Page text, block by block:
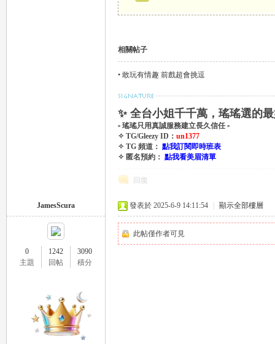
20
相關帖子
• 敢玩有情趣 前戲超會挑逗
✨ 全台小姐千千萬，瑤瑤選的
▫ 瑤瑤只用真誠服務建立長久信任 ▫
✧ TG/Gleezy ID： un1377
✧ TG 頻道： 點我訂閱即時班表
✧ 匿名預約： 點我看美眉清單
回復
JamesScura
0
主題
1242
回帖
3090
積分
發表於 2025-6-9 14:11:54 顯示全部樓層
此帖僅作者可見